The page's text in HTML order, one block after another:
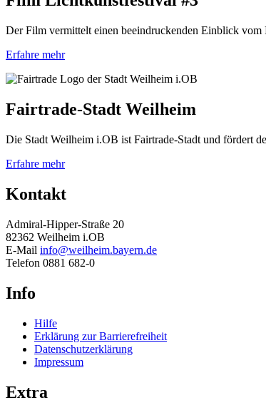
Der Film vermittelt einen beeindruckenden Einblick
Erfahre mehr
Fairtrade-Stadt Weilheim
Die Stadt Weilheim i.OB ist Fairtrade-Stadt und fördert
Erfahre mehr
Kontakt
Admiral-Hipper-Straße 20
82362 Weilheim i.OB
E-Mail info@weilheim.bayern.de
Telefon 0881 682-0
Info
Hilfe
Erklärung zur Barrierefreiheit
Datenschutzerklärung
Impressum
Extra